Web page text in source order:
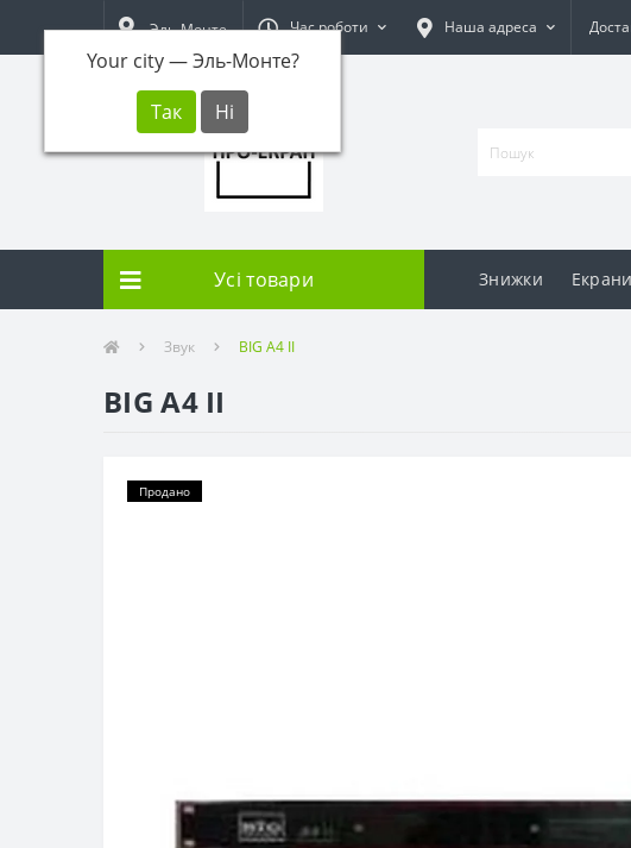
Эль-Монте
Your city —Эль-Монте?
Час роботи Наша адреса
Усі товари Знижки Екрани
Звук BIG A4 II
BIG A4 II
Продано